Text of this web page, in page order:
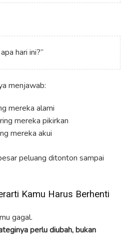
hari ini?”
menjawab:
mereka alami
mereka pikirkan
mereka akui
peluang ditonton sampai
Kamu Harus Berhenti
gagal.
perlu diubah, bukan